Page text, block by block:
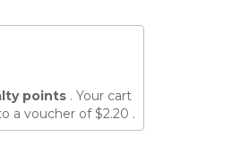
points. Your cart
a voucher of$2.20 .